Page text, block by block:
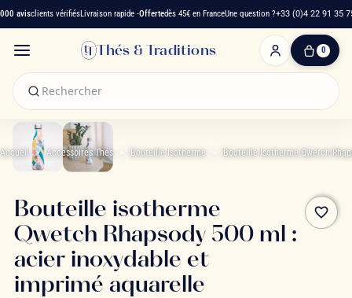
avisclients vérifiésLivraison rapide -Offertedès 45€ en FranceUne question ?+33 (0)4 22 91 35 75
Thés & Traditions 0
0
panier
Accueil Accessoires Thés Bouteille Isotherme Bouteille Isotherme Qwetch
favorite_border
Bouteille isotherme
Qwetch Rhapsody 500 ml :
acier inoxydable et
imprimé aquarelle